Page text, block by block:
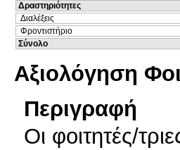
Δραστηριότητες
Διαλέξεις
Φροντιστήριο
Σύνολο
Αξιολόγηση
Περιγραφή
Οι φοιτητές/